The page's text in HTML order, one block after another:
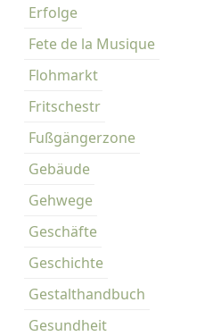
e
Erfolge
Fete de la Musique
Flohmarkt
Fritschestr
Fußgängerzone
Gebäude
Gehwege
Geschäfte
Geschichte
Gestalthandbuch
Gesundheit